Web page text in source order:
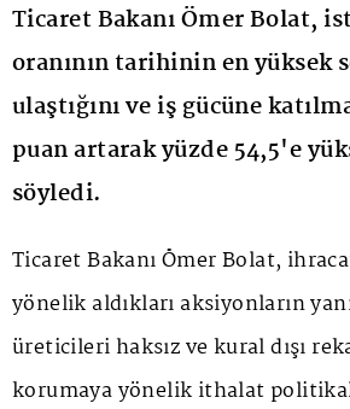
Ticaret Bakanı Ömer Bolat,
oranının tarihinin en yüksek
ulaştığını ve iş gücüne
puan artarak yüzde 54,5'e
söyledi.
Ticaret Bakanı Ömer Bolat,
yönelik aldıkları aksiyonların
üreticileri haksız ve kural dışı
korumaya yönelik ithalat